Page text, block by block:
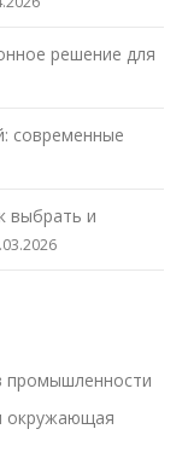
решение для
современные
выбрать и
промышленности
окружающая